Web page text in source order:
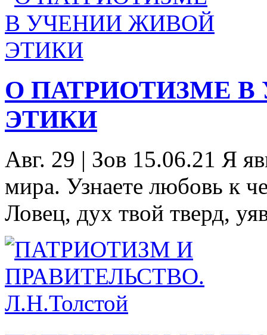
О ПАТРИОТИЗМЕ
ЭТИКИ
Авг. 29 | Зов 15.06.21 Я
мира. Узнаете любовь к
Ловец, дух твой тверд,